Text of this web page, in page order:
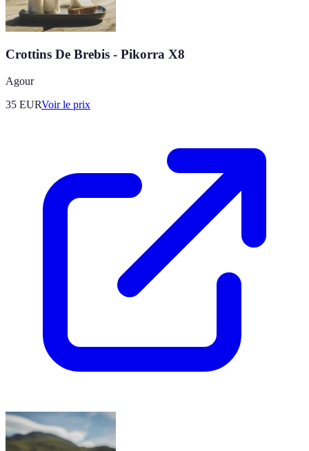
Crottins De Brebis - Pikorra X8
Agour
35 EURVoir le prix